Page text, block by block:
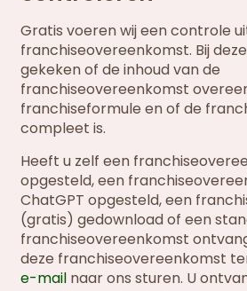
Gratis voeren wij een controle
franchiseovereenkomst. Bij
gekeken of de inhoud van de
franchiseovereenkomst
franchiseformule en of de
compleet is.
Heeft u zelf een
opgesteld, een
ChatGPT opgesteld, een
(gratis) gedownload of een
franchiseovereenkomst
deze franchiseovereenkomst
e-mail naar ons sturen. U